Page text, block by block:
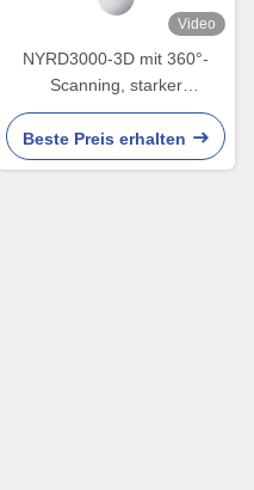
Video
NYRD3000-3D mit 360°-
Scanning, starker
Staubdurchdringung,
Volumengenauigkeit ±0,5 %
Beste Preis erhalten